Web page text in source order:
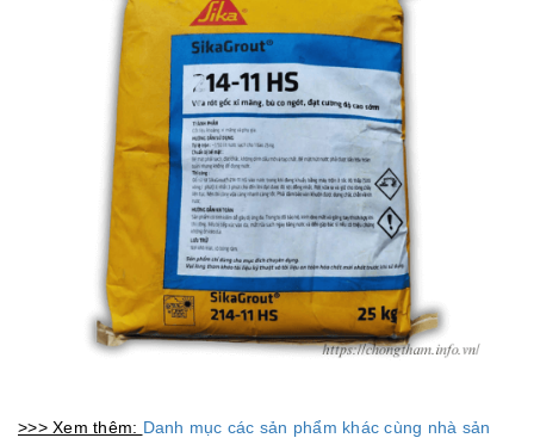
>>> Xem thêm: Danh mục các sản phẩm khác cùng nhà sản